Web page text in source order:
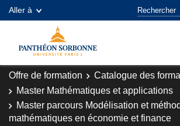
Aller à
Offre de formation Catalogue des
Master Mathématiques et applications
Master parcours Modélisation et
mathématiques en économie et finance